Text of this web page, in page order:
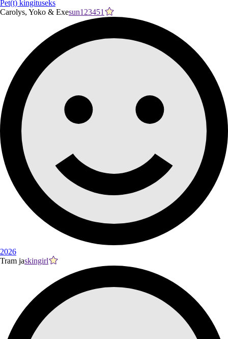
Pet(t) kingituseks
Carolys, Yoko & Exesun123451
2026
Tram jaskingirl